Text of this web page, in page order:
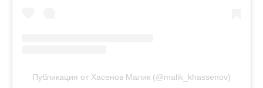
Публикация от Хасенов Малик (@malik_khassenov)